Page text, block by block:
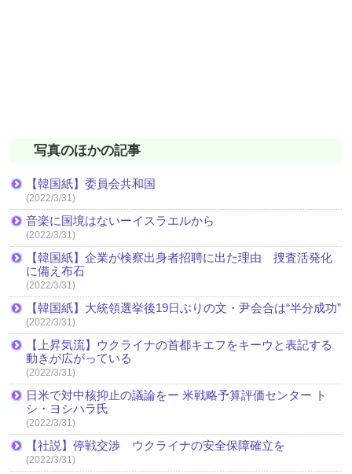
写真のほかの記事
【韓国紙】委員会共和国
(2022/3/31)
音楽に国境はないーイスラエルから
(2022/3/31)
【韓国紙】企業が検察出身者招聘に出た理由 捜査活発化
に備え布石
(2022/3/31)
【韓国紙】大統領選挙後19日ぶりの文・尹会合は“半分成功”
(2022/3/31)
【上昇気流】ウクライナの首都キエフをキーウと表記する
動きが広がっている
(2022/3/31)
日米で対中核抑止の議論をー 米戦略予算評価センター ト
シ・ヨシハラ氏
(2022/3/31)
【社説】停戦交渉 ウクライナの安全保障確立を
(2022/3/31)